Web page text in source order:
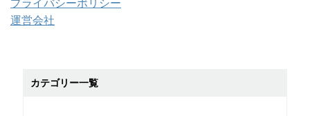
プライバシーポリシー
運営会社
カテゴリー一覧